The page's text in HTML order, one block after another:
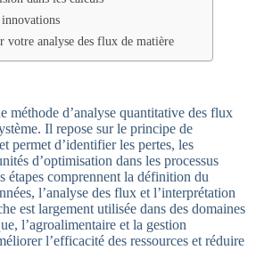
innovations
votre analyse des flux de matière
méthode d’analyse quantitative des flux
Il repose sur le principe de
permet d’identifier les pertes, les
d’optimisation dans les processus
étapes comprennent la définition du
l’analyse des flux et l’interprétation
est largement utilisée dans des domaines
l’agroalimentaire et la gestion
l’efficacité des ressources et réduire